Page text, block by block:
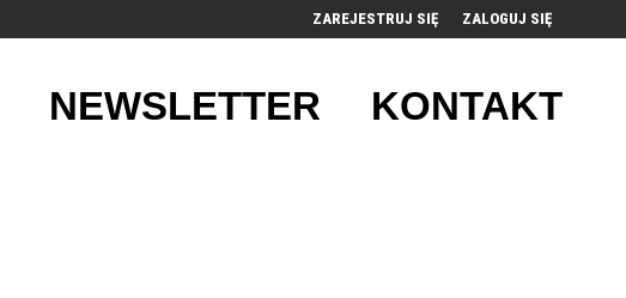
ZAREJESTRUJ SIĘ ZALOGUJ SIĘ
0,00
NEWSLETTER KONTAKT